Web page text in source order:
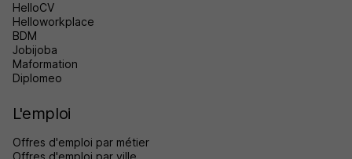
HelloCV
Helloworkplace
BDM
Jobijoba
Maformation
Diplomeo
L'emploi
Offres d'emploi par métier
Offres d'emploi par ville